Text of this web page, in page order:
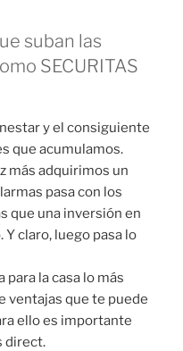
suban las
SECURITAS
y el consiguiente
que acumulamos.
más adquirimos un
pasa con los
que una inversión en
claro, luego pasa lo
para la casa lo más
ventajas que te puede
ello es importante
direct.